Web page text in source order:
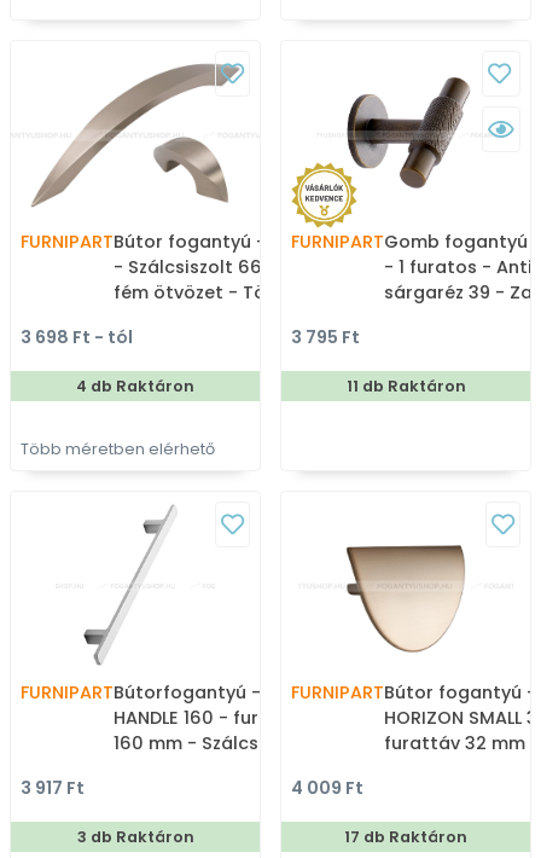
FURNIPARTBútor fogantyú - MELON
- Szálcsiszolt 66 - Zamak
fém ötvözet - Több
bútorfogantyú
3 698 Ft - tól
4 db Raktáron
Több méretben elérhető
FURNIPARTGomb fogantyú -
- 1 furatos - Antik
sárgaréz 39 -
gombfogantyú
(szögletes,
3 795 Ft
11 db Raktáron
FURNIPARTBútorfogantyú - TRANSIT
HANDLE 160 - furattáv
160 mm - Szálcsiszolt 66
Egy méretben gyártott
fém bútorfogantyú
3 917 Ft
3 db Raktáron
FURNIPARTBútor fogantyú -
HORIZON SMALL
furattáv 32 mm -
méretben
színes fém
4 009 Ft
17 db Raktáron